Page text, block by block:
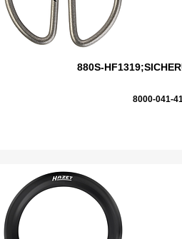
880S-
8000-041-